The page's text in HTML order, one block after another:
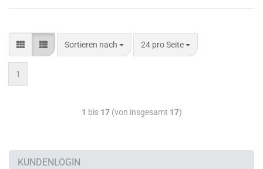
Sortieren nach 24 pro Seite
1
1 bis 17(von insgesamt 17)
KUNDENLOGIN